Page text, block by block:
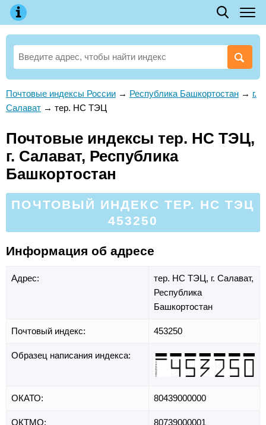
Почтовые индексы России → Республика Башкортостан → г.
Салават → тер. НС ТЭЦ
Почтовые индексы тер. НС ТЭЦ,
г. Салават, Республика
Башкортостан
ПОЧТОВЫЙ ИНДЕКС ТЕР. НС ТЭЦ
453250
Информация об адресе
Адрес: тер. НС ТЭЦ, г. Салават,
Республика
Башкортостан
Почтовый индекс: 453250
Образец написания индекса:
ОКАТО: 80439000000
ОКТМО: 80739000001